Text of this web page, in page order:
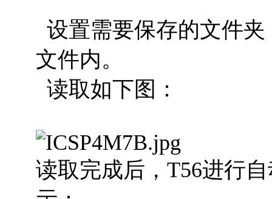
设置需要保存的文件
文件内。
读取如下图：
读取完成后，T56进行